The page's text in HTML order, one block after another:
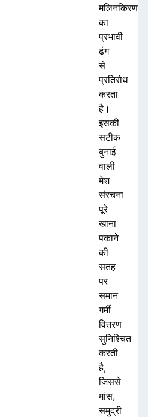
मलिनकिरण
का
प्रभावी
ढंग
से
प्रतिरोध
करता
है।
इसकी
सटीक
बुनाई
वाली
मेश
संरचना
पूरे
खाना
पकाने
की
सतह
पर
समान
गर्मी
वितरण
सुनिश्चित
करती
है,
जिससे
मांस,
समुद्री